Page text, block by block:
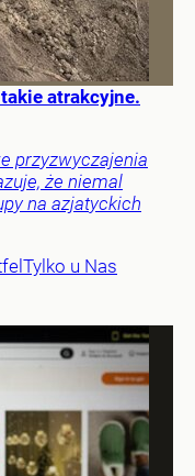
atrakcyjne.
przyzwyczajenia
że niemal
na azjatyckich
Tylko u Nas